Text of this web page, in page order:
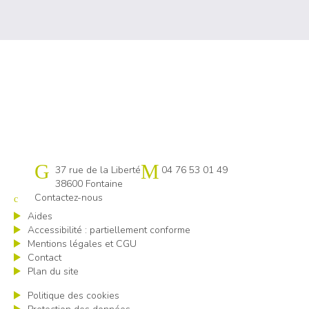
Cap emploi 38
37 rue de la Liberté
38600 Fontaine
04 76 53 01 49
Contactez-nous
Aides
Accessibilité : partiellement conforme
Mentions légales et CGU
Contact
Plan du site
Politique des cookies